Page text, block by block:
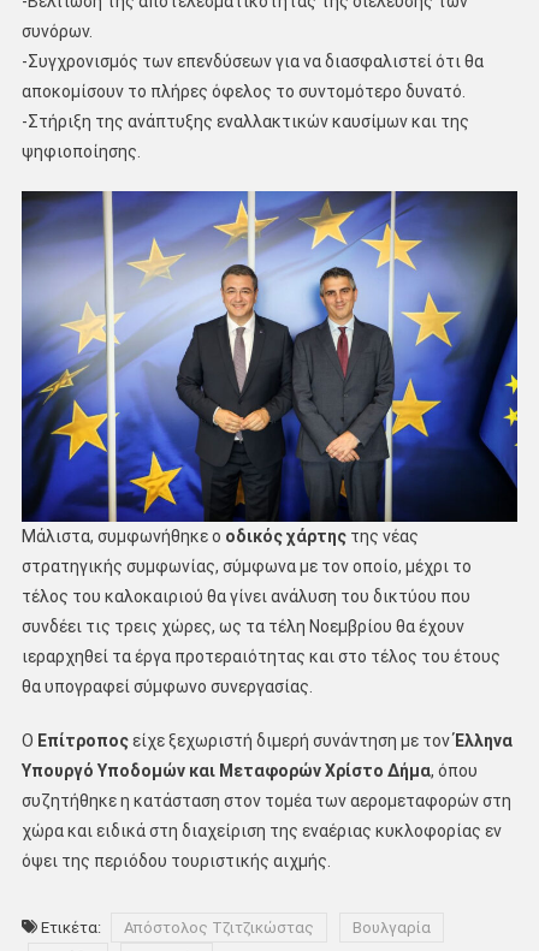
συνόρων.
-Συγχρονισμός των επενδύσεων για να διασφαλιστεί ότι θα
αποκομίσουν το πλήρες όφελος το συντομότερο δυνατό.
-Στήριξη της ανάπτυξης εναλλακτικών καυσίμων και της
ψηφιοποίησης.
Μάλιστα, συμφωνήθηκε ο οδικός χάρτης της νέας
στρατηγικής συμφωνίας, σύμφωνα με τον οποίο, μέχρι το
τέλος του καλοκαιριού θα γίνει ανάλυση του δικτύου που
συνδέει τις τρεις χώρες, ως τα τέλη Νοεμβρίου θα έχουν
ιεραρχηθεί τα έργα προτεραιότητας και στο τέλος του έτους
θα υπογραφεί σύμφωνο συνεργασίας.
Ο Επίτροποςείχε ξεχωριστή διμερή συνάντηση με τονΈλληνα
Υπουργό Υποδομών και Μεταφορών Χρίστο Δήμα, όπου
συζητήθηκε η κατάσταση στον τομέα των αερομεταφορών στη
χώρα και ειδικά στη διαχείριση της εναέριας κυκλοφορίας εν
όψει της περιόδου τουριστικής αιχμής.
Ετικέτα: Απόστολος Τζιτζικώστας
Βουλγαρία